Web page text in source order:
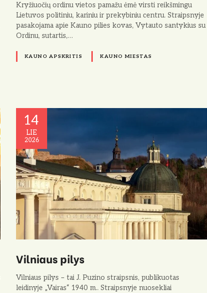
Kryžiuočių ordinu vietos pamažu ėmė virsti reikšmingu
Lietuvos politiniu, kariniu ir prekybiniu centru. Straipsnyje
pasakojama apie Kauno pilies kovas, Vytauto santykius su
Ordinu, sutartis,…
KAUNO APSKRITIS KAUNO MIESTAS
14
LIE
2026
Vilniaus pilys
Vilniaus pilys – tai J. Puzino straipsnis, publikuotas
leidinyje „Vairas“ 1940 m.. Straipsnyje nuosekliai